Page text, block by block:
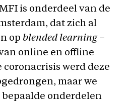
is onderdeel van de
dat zich al
op blended learning–
online en offline
coronacrisis werd deze
maar we
bepaalde onderdelen